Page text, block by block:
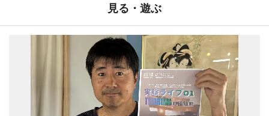
見る・遊ぶ